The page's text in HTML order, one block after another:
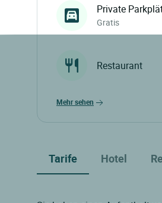
Private
Gratis
Restaurant
mehr sehen
Tarife Hotel